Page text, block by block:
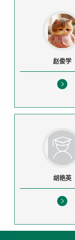
赵俊学
胡艳英